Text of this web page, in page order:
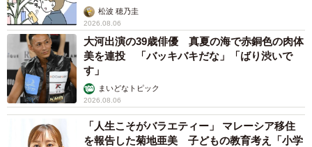
松波 穂乃圭
2026.08.06
大河出演の39歳俳優 真夏の海で赤銅色の肉体
美を連投 「バッキバキだな」「ばり渋いで
す」
まいどなトピック
2026.08.06
「人生こそがバラエティー」 マレーシア移住
を報告した菊地亜美 子どもの教育考え「小学